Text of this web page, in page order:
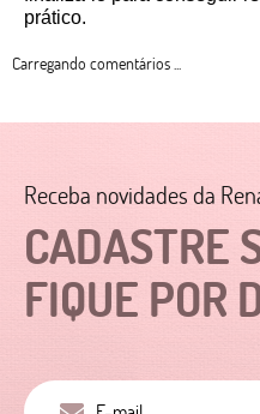
prático.
Carregando comentários ...
CADASTRE
FIQUE POR
Receba novidades da